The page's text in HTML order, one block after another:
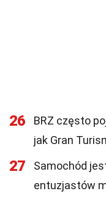
26
BRZ często
jak Gran
27
Samochód
entuzjastów